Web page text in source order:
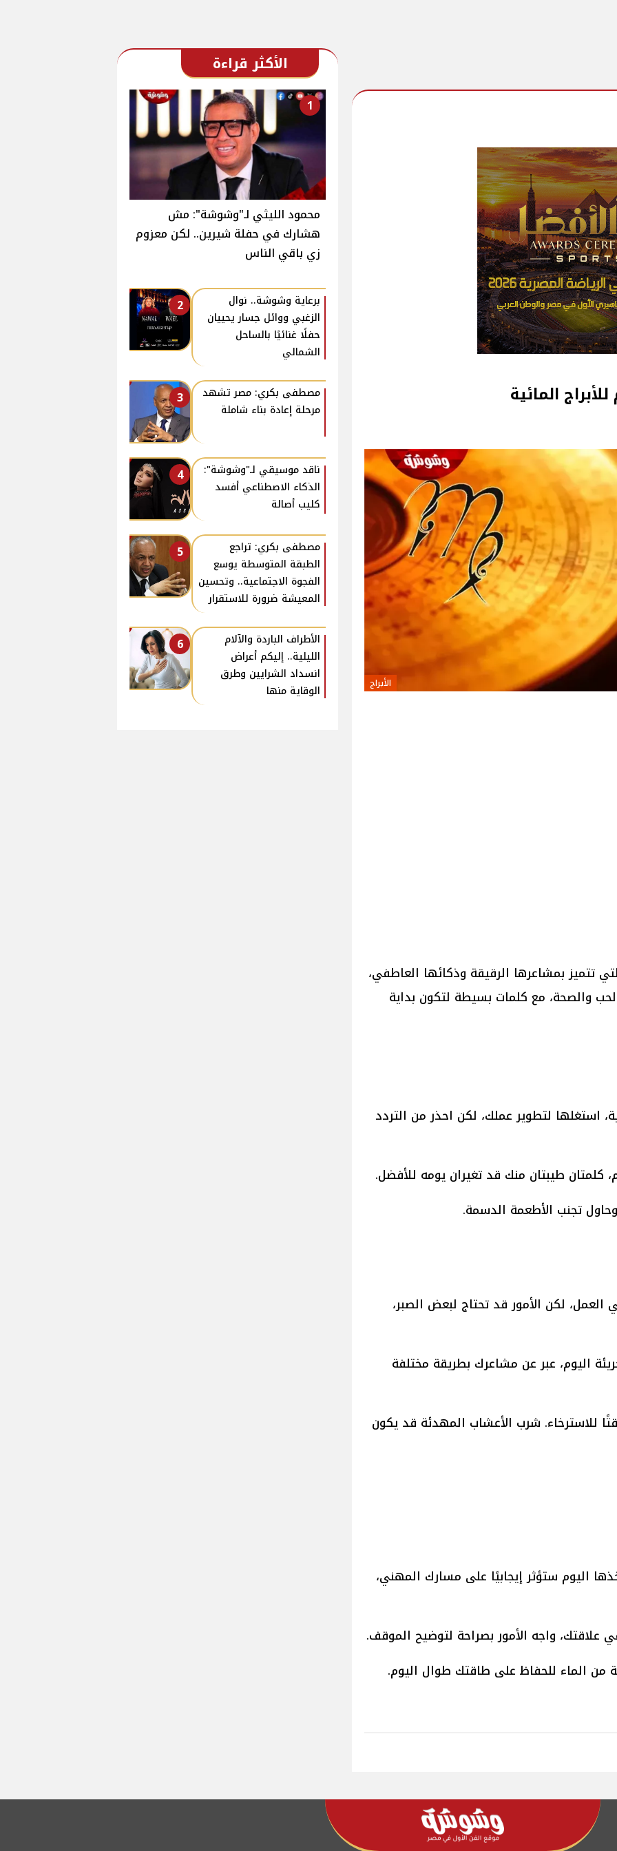
المائية
الأبراج
تتميز بمشاعرها الرقيقة وذكائها العاطفي،
والصحة، مع كلمات بسيطة لتكون بداية
استغلها لتطوير عملك، لكن احذر من التردد
كلمتان طيبتان منك قد تغيران يومه للأفضل.
تجنب الأطعمة الدسمة.
لكن الأمور قد تحتاج لبعض الصبر،
اليوم، عبر عن مشاعرك بطريقة مختلفة
للاسترخاء. شرب الأعشاب المهدئة قد يكون
اليوم ستؤثر إيجابيًا على مسارك المهني،
واجه الأمور بصراحة لتوضيح الموقف.
الماء للحفاظ على طاقتك طوال اليوم.
الأكثر قراءة
1
محمود الليثي لـ"وشوشة": مش
هشارك في حفلة شيرين.. لكن معزوم
زي باقي الناس
2
برعاية وشوشة.. نوال
الزغبي ووائل جسار يحييان
حفلًا غنائيًا بالساحل
الشمالي
3
مصطفى بكري: مصر تشهد
مرحلة إعادة بناء شاملة
4
ناقد موسيقي لـ"وشوشة":
الذكاء الاصطناعي أفسد
كليب أصالة
5
مصطفى بكري: تراجع
الطبقة المتوسطة يوسع
الفجوة الاجتماعية.. وتحسين
المعيشة ضرورة للاستقرار
6
الأطراف الباردة والآلام
الليلية.. إليكم أعراض
انسداد الشرايين وطرق
الوقاية منها